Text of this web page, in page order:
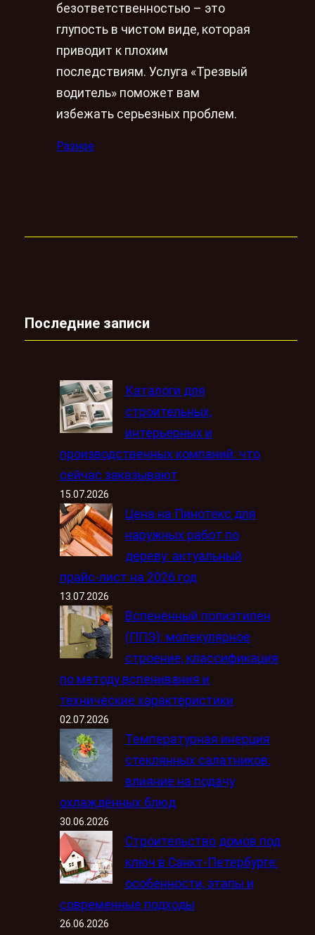
безответственностью – это
глупость в чистом виде, которая
приводит к плохим
последствиям. Услуга «Трезвый
водитель» поможет вам
избежать серьезных проблем.
Разное
Последние записи
Каталоги для
строительных,
интерьерных и
производственных компаний: что
сейчас заказывают
15.07.2026
Цена на Пинотекс для
наружных работ по
дереву: актуальный
прайс-лист на 2026 год
13.07.2026
Вспененный полиэтилен
(ППЭ): молекулярное
строение, классификация
по методу вспенивания и
технические характеристики
02.07.2026
Температурная инерция
стеклянных салатников:
влияние на подачу
охлаждённых блюд
30.06.2026
Строительство домов под
ключ в Санкт-Петербурге:
особенности, этапы и
современные подходы
26.06.2026